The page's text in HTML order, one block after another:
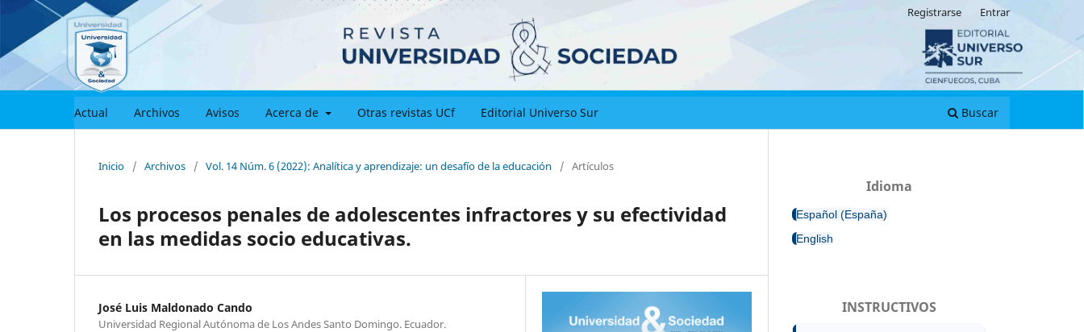
Actual Archivos Avisos Acerca de Otras revistas UCf Editorial Universo Sur Buscar
Registrarse Entrar
Inicio / Archivos / Vol. 14 Núm. 6 (2022): Analítica y aprendizaje: un desafío de la educación / Artículos
Los procesos penales de adolescentes infractores y su efectividad
en las medidas socio educativas.
José Luis Maldonado Cando
Universidad Regional Autónoma de Los Andes Santo Domingo. Ecuador.
Idioma
Español (España)
English
INSTRUCTIVOS